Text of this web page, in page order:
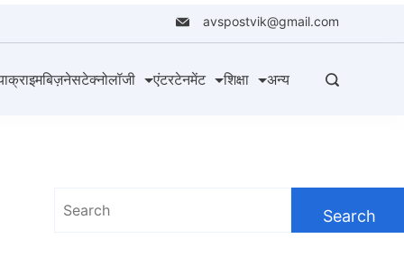
avspostvik@gmail.com
क्राइमबिज़नेसटेक्नोलॉजी एंटरटेनमेंट शिक्षा अन्य
Search